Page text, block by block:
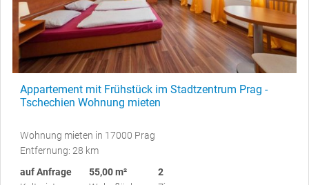
Appartement mit Frühstück im Stadtzentrum Prag -
Tschechien Wohnung mieten
Wohnung mieten in 17000 Prag
Entfernung: 28 km
auf Anfrage
55,00 m²
2